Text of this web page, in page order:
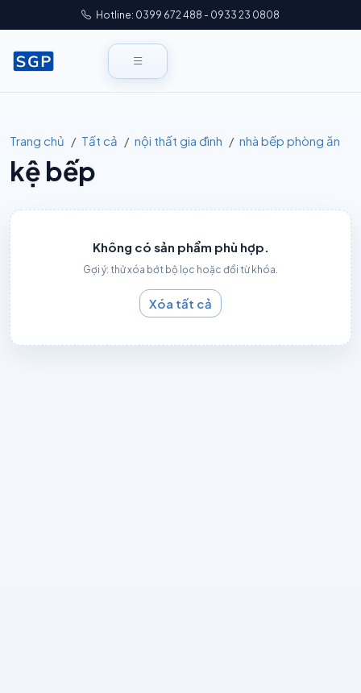
Hotline: 0399 672 488 - 0933 23 0808
Trang chủ Tất cả nội thất gia đình nhà bếp phòng ăn
kệ bếp
Không có sản phẩm phù hợp.
Gợi ý: thử xóa bớt bộ lọc hoặc đổi từ khóa.
Xóa tất cả